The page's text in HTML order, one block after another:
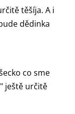
těšíja. A i
dědinka
co sme
ještě určitě